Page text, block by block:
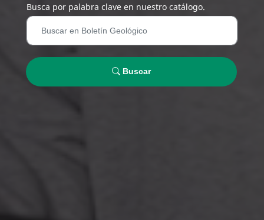
Busca por palabra clave en nuestro catálogo.
Buscar